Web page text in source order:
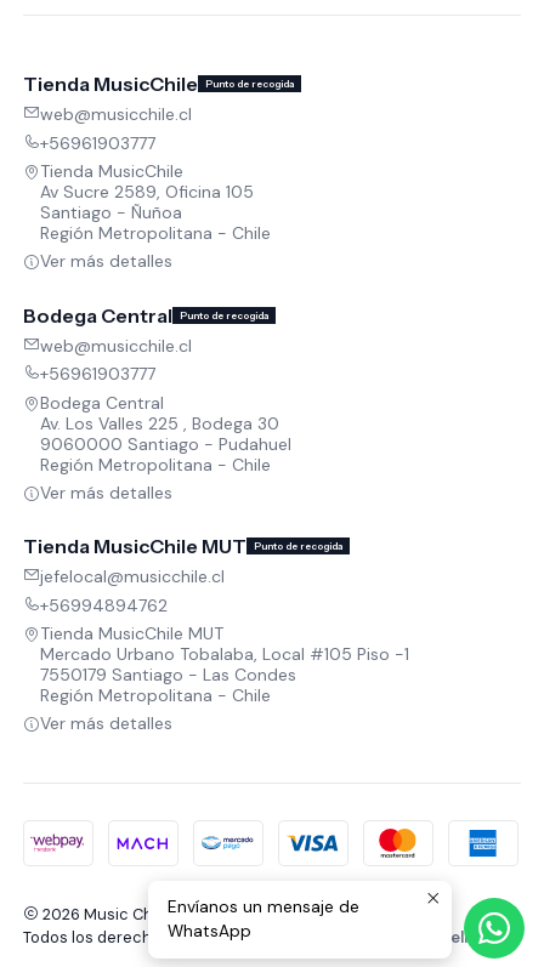
Tienda MusicChile Punto de recogida
web@musicchile.cl
+56961903777
Tienda MusicChile
Av Sucre 2589, Oficina 105
Santiago - Ñuñoa
Región Metropolitana - Chile
Ver más detalles
Bodega Central Punto de recogida
web@musicchile.cl
+56961903777
Bodega Central
Av. Los Valles 225 , Bodega 30
9060000 Santiago - Pudahuel
Región Metropolitana - Chile
Ver más detalles
Tienda MusicChile MUT Punto de recogida
jefelocal@musicchile.cl
+56994894762
Tienda MusicChile MUT
Mercado Urbano Tobalaba, Local #105 Piso -1
7550179 Santiago - Las Condes
Región Metropolitana - Chile
Ver más detalles
2026 Music Chile.
Todos los derechos reservados.
Desarrollado por Jumpseller.
Envíanos un mensaje de
WhatsApp